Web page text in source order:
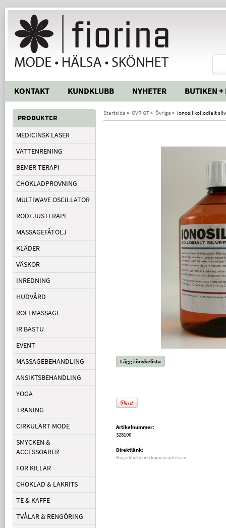
KONTAKT KUNDKLUBB NYHETER BUTIKEN +
PRODUKTER
MEDICINSK LASER
VATTENRENING
BEMER-TERAPI
CHOKLADPROVNING
MULTIWAVE OSCILLATOR
RÖDLJUSTERAPI
MASSAGEFÅTÖLJ
KLÄDER
VÄSKOR
INREDNING
HUDVÅRD
ROLLMASSAGE
IR BASTU
EVENT
MASSAGEBEHANDLING
ANSIKTSBEHANDLING
YOGA
TRÄNING
CIRKULÄRT MODE
SMYCKEN &
ACCESSOARER
FÖR KILLAR
CHOKLAD & LAKRITS
TE & KAFFE
TVÅLAR & RENGÖRING
Startsida » ÖVRIGT» Övriga » Ionosil kollodialt
Lägg i önskelista
Artikelnummer:
328106
Direktlänk:
Högerklicka och kopiera adressen